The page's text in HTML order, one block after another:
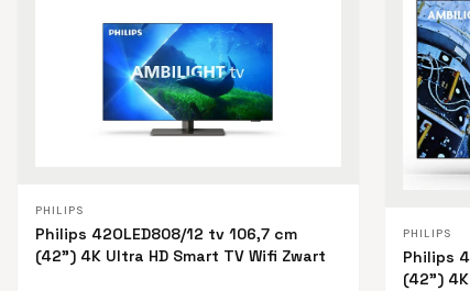
PHILIPS
Philips 42OLED808/12 tv 106,7 cm
(42") 4K Ultra HD Smart TV Wifi Zwart
PHILIPS
Philips
(42")